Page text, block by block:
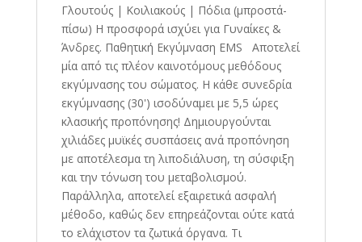
Γλουτούς | Κοιλιακούς | Πόδια (μπροστά-
πίσω) Η προσφορά ισχύει για Γυναίκες &
Άνδρες. Παθητική Εκγύμναση EMS Αποτελεί
μία από τις πλέον καινοτόμους μεθόδους
εκγύμνασης του σώματος. Η κάθε συνεδρία
εκγύμνασης (30') ισοδύναμει με 5,5 ώρες
κλασικής προπόνησης! Δημιουργούνται
χιλιάδες μυϊκές συσπάσεις ανά προπόνηση
με αποτέλεσμα τη λιποδιάλυση, τη σύσφιξη
και την τόνωση του μεταβολισμού.
Παράλληλα, αποτελεί εξαιρετικά ασφαλή
μέθοδο, καθώς δεν επηρεάζονται ούτε κατά
το ελάχιστον τα ζωτικά όργανα. Τι